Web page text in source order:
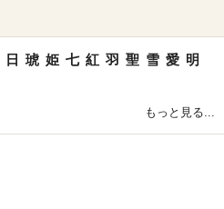
日 琥 姫 七 紅 羽 聖 雪 愛 明
もっと見る...